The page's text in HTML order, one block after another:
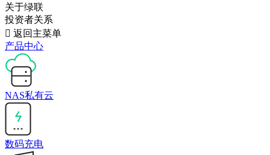
关于绿联
投资者关系
 返回主菜单
产品中心
NAS私有云
数码充电